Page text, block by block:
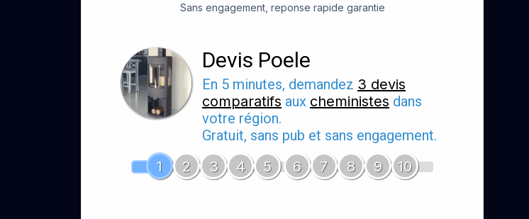
Sans engagement, reponse rapide garantie
Devis Poele
En 5 minutes, demandez 3 devis
comparatifs aux cheministes dans
votre région.
Gratuit, sans pub et sans engagement.
1
2 3 4 5 6 7 8 9 10